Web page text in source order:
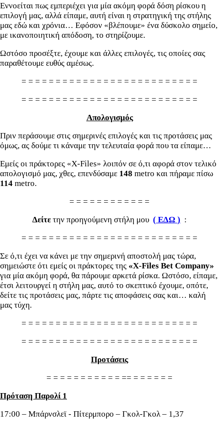
Εννοείται πως εμπεριέχει για μία ακόμη φορά δόση ρίσκου η
επιλογή μας, αλλά είπαμε, αυτή είναι η στρατηγική της στήλης
μας εδώ και χρόνια… Εφόσον «βλέπουμε» ένα δύσκολο σημείο,
με ικανοποιητική απόδοση, το στηρίζουμε.
Ωστόσο προσέξτε, έχουμε και άλλες επιλογές, τις οποίες σας
παραθέτουμε ευθύς αμέσως.
= = = = = = = = = = = = = = = = = = = = = = = = = =
= = = = = = = = = = = = = = = = = = = = = = = = = =
Απολογισμός
Πριν περάσουμε στις σημερινές επιλογές και τις προτάσεις μας
όμως, ας δούμε τι κάναμε την τελευταία φορά που τα είπαμε…
Εμείς οι πράκτορες «X-Files» λοιπόν σε ό,τι αφορά στον τελικό
απολογισμό μας, χθες, επενδύσαμε 148 metro και πήραμε πίσω
114 metro.
= = = = = = = = = = = =
Δείτε την προηγούμενη στήλη μου ( ΕΔΩ ) :
= = = = = = = = = = = = = = = = = = = = = = = = = =
Σε ό,τι έχει να κάνει με την σημερινή αποστολή μας τώρα,
σημειώστε ότι εμείς οι πράκτορες της «X-Files Bet Company»
για μία ακόμη φορά, θα πάρουμε αρκετά ρίσκα. Ωστόσο, είπαμε,
έτσι λειτουργεί η στήλη μας, αυτό το σκεπτικό έχουμε, οπότε,
δείτε τις προτάσεις μας, πάρτε τις αποφάσεις σας και… καλή
μας τύχη.
= = = = = = = = = = = = = = = = = = = = = = = = = =
= = = = = = = = = = = = = = = = = = = = = = = = = =
Προτάσεις
= = = = = = = = = = = == = = = = = =
Πρόταση Παρολί 1
17:00 – Μπάρνσλεϊ - Πίτερμπορο – Γκολ-Γκολ – 1,37